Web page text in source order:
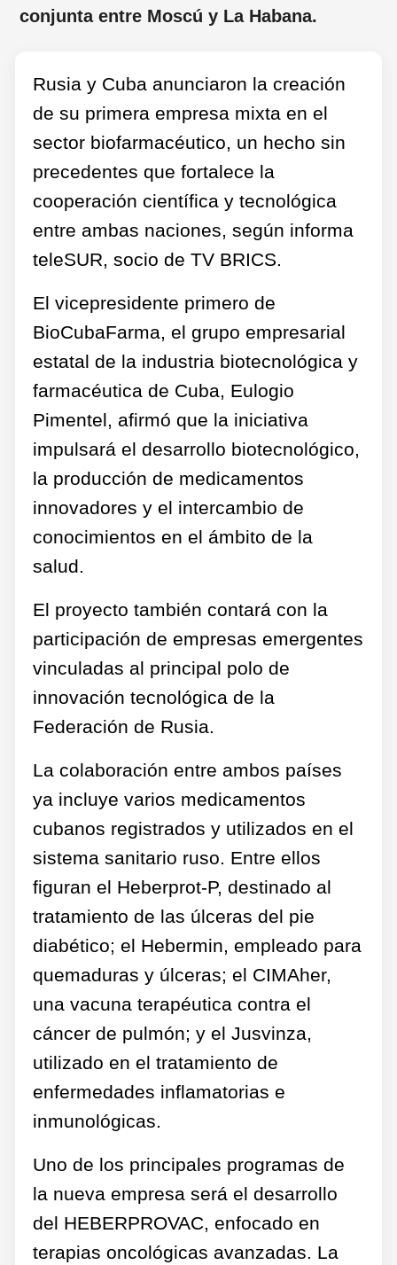
conjunta entre Moscú y La Habana.
Rusia y Cuba anunciaron la creación
de su primera empresa mixta en el
sector biofarmacéutico, un hecho sin
precedentes que fortalece la
cooperación científica y tecnológica
entre ambas naciones, según informa
teleSUR, socio de TV BRICS.
El vicepresidente primero de
BioCubaFarma, el grupo empresarial
estatal de la industria biotecnológica y
farmacéutica de Cuba, Eulogio
Pimentel, afirmó que la iniciativa
impulsará el desarrollo biotecnológico,
la producción de medicamentos
innovadores y el intercambio de
conocimientos en el ámbito de la
salud.
El proyecto también contará con la
participación de empresas emergentes
vinculadas al principal polo de
innovación tecnológica de la
Federación de Rusia.
La colaboración entre ambos países
ya incluye varios medicamentos
cubanos registrados y utilizados en el
sistema sanitario ruso. Entre ellos
figuran el Heberprot-P, destinado al
tratamiento de las úlceras del pie
diabético; el Hebermin, empleado para
quemaduras y úlceras; el CIMAher,
una vacuna terapéutica contra el
cáncer de pulmón; y el Jusvinza,
utilizado en el tratamiento de
enfermedades inflamatorias e
inmunológicas.
Uno de los principales programas de
la nueva empresa será el desarrollo
del HEBERPROVAC, enfocado en
terapias oncológicas avanzadas. La